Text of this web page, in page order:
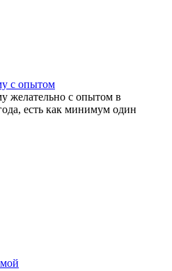
с опытом
желательно с опытом в
есть как минимум один